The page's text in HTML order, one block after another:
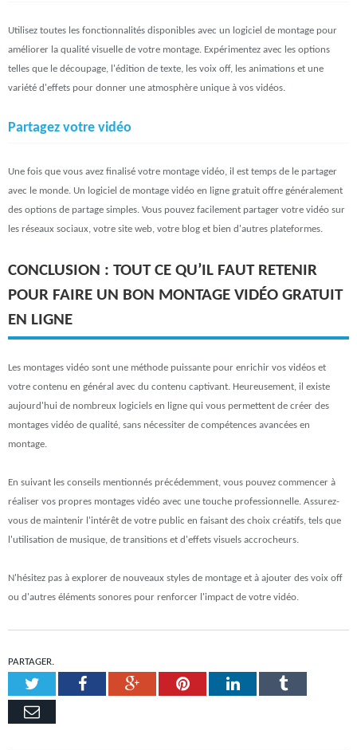
Utilisez toutes les fonctionnalités disponibles avec un logiciel de montage pour
améliorer la qualité visuelle de votre montage. Expérimentez avec les options
telles que le découpage, l'édition de texte, les voix off, les animations et une
variété d'effets pour donner une atmosphère unique à vos vidéos.
Partagez votre vidéo
Une fois que vous avez finalisé votre montage vidéo, il est temps de le partager
avec le monde. Un logiciel de montage vidéo en ligne gratuit offre généralement
des options de partage simples. Vous pouvez facilement partager votre vidéo sur
les réseaux sociaux, votre site web, votre blog et bien d'autres plateformes.
CONCLUSION : TOUT CE QU’IL FAUT RETENIR
POUR FAIRE UN BON MONTAGE VIDÉO GRATUIT
EN LIGNE
Les montages vidéo sont une méthode puissante pour enrichir vos vidéos et
votre contenu en général avec du contenu captivant. Heureusement, il existe
aujourd'hui de nombreux logiciels en ligne qui vous permettent de créer des
montages vidéo de qualité, sans nécessiter de compétences avancées en
montage.
En suivant les conseils mentionnés précédemment, vous pouvez commencer à
réaliser vos propres montages vidéo avec une touche professionnelle. Assurez-
vous de maintenir l'intérêt de votre public en faisant des choix créatifs, tels que
l'utilisation de musique, de transitions et d'effets visuels accrocheurs.
N'hésitez pas à explorer de nouveaux styles de montage et à ajouter des voix off
ou d'autres éléments sonores pour renforcer l'impact de votre vidéo.
PARTAGER.
TwitterFacebookGoogle+PinterestLinkedInTumblr
Email